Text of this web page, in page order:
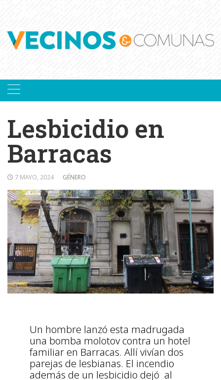
Lesbicidio en
Barracas
7 MAYO, 2024 GÉNERO
Un hombre lanzó esta madrugada
una bomba molotov contra un hotel
familiar en Barracas. Allí vivían dos
parejas de lesbianas. El incendio
además de un lesbicidio dejó al